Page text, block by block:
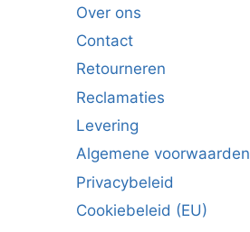
Over ons
Contact
Retourneren
Reclamaties
Levering
Algemene voorwaarden
Privacybeleid
Cookiebeleid (EU)